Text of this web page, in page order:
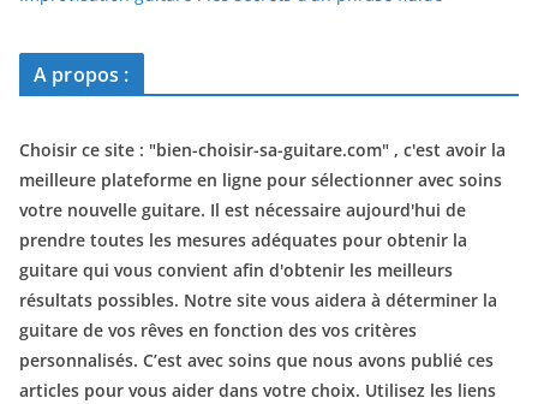
A propos :
Choisir ce site : "bien-choisir-sa-guitare.com" , c'est avoir la
meilleure plateforme en ligne pour sélectionner avec soins
votre nouvelle guitare. Il est nécessaire aujourd'hui de
prendre toutes les mesures adéquates pour obtenir la
guitare qui vous convient afin d'obtenir les meilleurs
résultats possibles. Notre site vous aidera à déterminer la
guitare de vos rêves en fonction des vos critères
personnalisés. C’est avec soins que nous avons publié ces
articles pour vous aider dans votre choix. Utilisez les liens